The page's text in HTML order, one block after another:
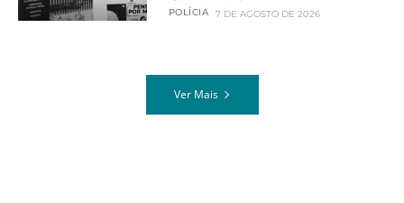
POLÍCIA 7 DE AGOSTO DE 2026
Ver Mais